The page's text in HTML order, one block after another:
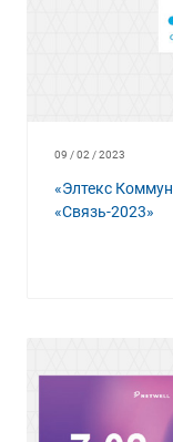
09 / 02 / 2023
«Элтекс
«Связь-2023»